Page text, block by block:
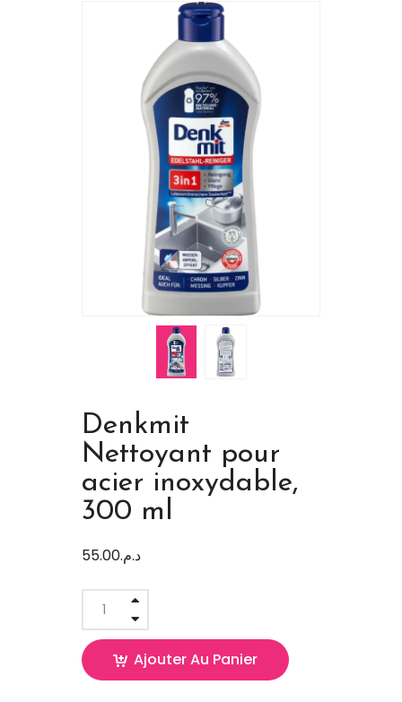
Denkmit
Nettoyant pour
acier inoxydable,
300 ml
د.م.55.00
Ajouter Au Panier